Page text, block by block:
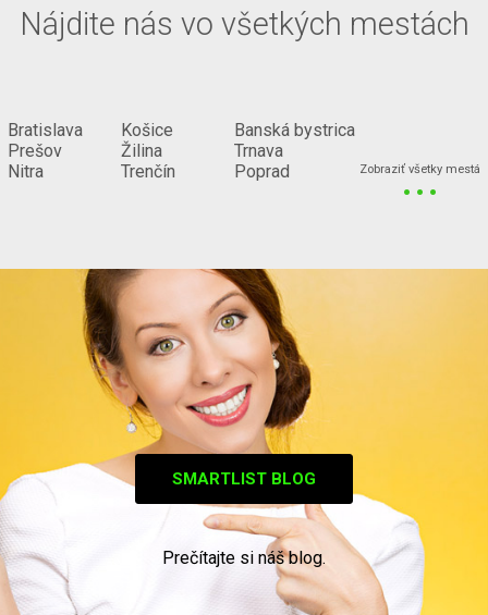
Nájdite nás vo všetkých mestách
Bratislava
Prešov
Nitra
Košice
Žilina
Trenčín
Banská bystrica
Trnava
Poprad
Zobraziť všetky mestá
...
SMARTLIST BLOG
Prečítajte si náš blog.